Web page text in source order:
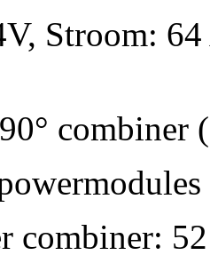
Stroom:
combiner: